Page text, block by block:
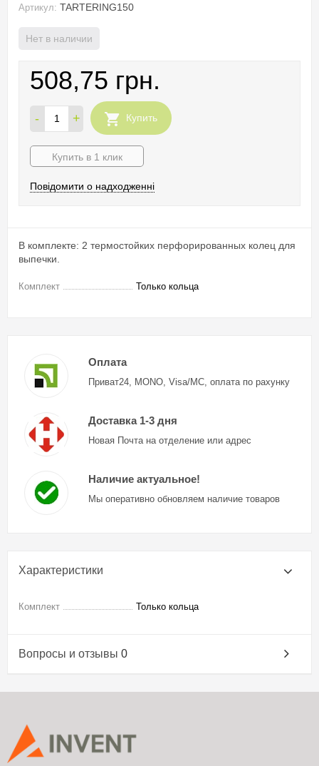
Артикул: TARTERING150
Нет в наличии
508,75 грн.
- + Купить
Купить в 1 клик
Повідомити о надходженні
В комплекте: 2 термостойких перфорированных колец для
выпечки.
Комплект Только кольца
Оплата
Приват24, MONO, Visa/MC, оплата по рахунку
Доставка 1-3 дня
Новая Почта на отделение или адрес
Наличие актуальное!
Мы оперативно обновляем наличие товаров
Характеристики
Комплект Только кольца
Вопросы и отзывы 0